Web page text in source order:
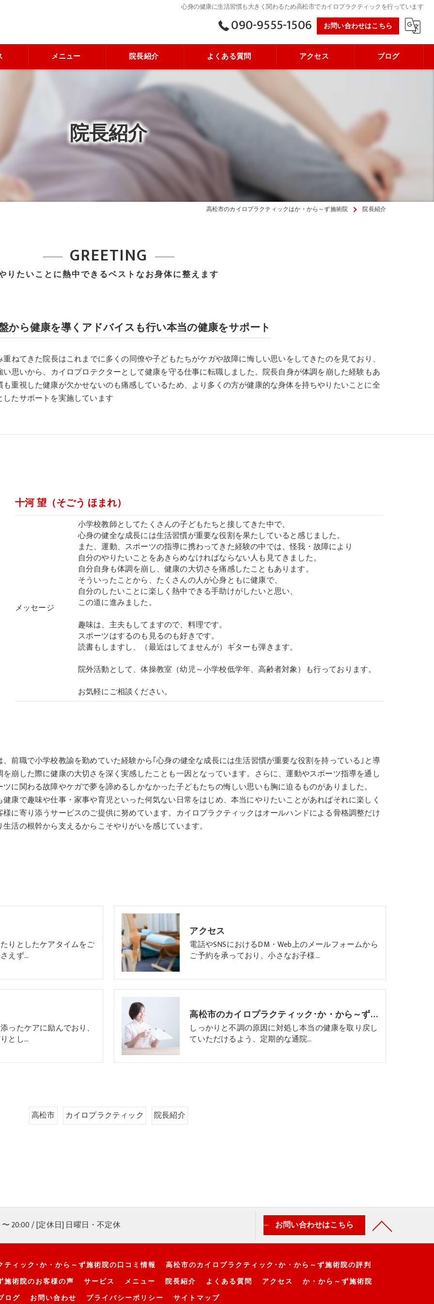
心身の健康に生活習慣も大きく関わるため高松市でカイロプラクティックを行っています
090-9555-1506 お問い合わせはこちら
メニュー 院長紹介 よくある質問 アクセス ブログ
院長紹介
高松市のカイロプラクティックはか・から～ず施術院 院長紹介
りたいことに熱中できるベストなお身体に整えます
GREETING
から健康を導くアドバイスも行い本当の健康をサポート
ねてきた院長はこれまでに多くの同僚や子どもたちがケガや故障に悔しい思いをしてきたのを見ており、
思いから、カイロプロテクターとして健康を守る仕事に転職しました。院長自身が体調を崩した経験もあ
重視した健康が欠かせないのも痛感しているため、より多くの方が健康的な身体を持ちやりたいことに全
たサポートを実施しています
十河 望（そごう ほまれ）
メッセージ
小学校教師としてたくさんの子どもたちと接してきた中で、
心身の健全な成長には生活習慣が重要な役割を果たしていると感じました。
また、運動、スポーツの指導に携わってきた経験の中では、怪我・故障により
自分のやりたいことをあきらめなければならない人も見てきました。
自分自身も体調を崩し、健康の大切さを痛感したこともあります。
そういったことから、たくさんの人が心身ともに健康で、
自分のしたいことに楽しく熱中できる手助けがしたいと思い、
この道に進みました。
趣味は、主夫もしてますので、料理です。
スポーツはするのも見るのも好きです。
読書もしますし、（最近はしてませんが）ギターも弾きます。
院外活動として、体操教室（幼児～小学校低学年、高齢者対象）も行っております。
お気軽にご相談ください。
前職で小学校教諭を勤めていた経験から｢心身の健全な成長には生活習慣が重要な役割を持っている｣と導
崩した際に健康の大切さを深く実感したことも一因となっています。さらに、運動やスポーツ指導を通し
に関わる故障やケガで夢を諦めるしかなかった子どもたちの悔しい思いも胸に迫るものがありました。
康で趣味や仕事・家事や育児といった何気ない日常をはじめ、本当にやりたいことがあればそれに楽しく
に寄り添うサービスのご提供に努めています。カイロプラクティックはオールハンドによる骨格調整だけ
活の根幹から支えるからこそやりがいを感じています。
りとしたケアタイムをご
えず…
アクセス
電話やSNSにおけるDM・Web上のメールフォームから
ご予約を承っており、小さなお子様…
ったケアに励んでおり、
とし…
高松市のカイロプラクティック･か・から～ず施術院の口コミ情報
しっかりと不調の原因に対処し本当の健康を取り戻し
ていただけるよう、定期的な通院…
高松市 カイロプラクティック 院長紹介
20:00 / [定休日] 日曜日・不定休 お問い合わせはこちら
ティック･か・から～ず施術院の口コミ情報
高松市のカイロプラクティック･か・から～ず施術院の評判
施術院のお客様の声
サービス メニュー 院長紹介 よくある質問 アクセス
か・から～ず施術院
ログ
お問い合わせ プライバシーポリシー サイトマップ